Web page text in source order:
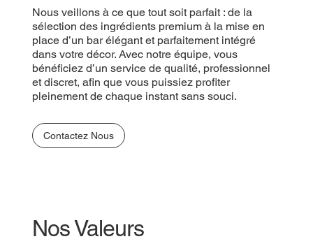
Nous veillons à ce que tout soit parfait : de la
sélection des ingrédients premium à la mise en
place d’un bar élégant et parfaitement intégré
dans votre décor. Avec notre équipe, vous
bénéficiez d’un service de qualité, professionnel
et discret, afin que vous puissiez profiter
pleinement de chaque instant sans souci.
Contactez Nous
Nos Valeurs